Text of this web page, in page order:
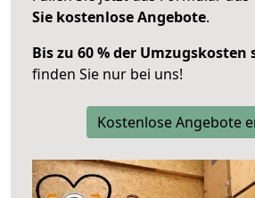
Sie kostenlose Angebote.
Bis zu 60 % der Umzugskosten
finden Sie nur bei uns!
Kostenlose Angebote